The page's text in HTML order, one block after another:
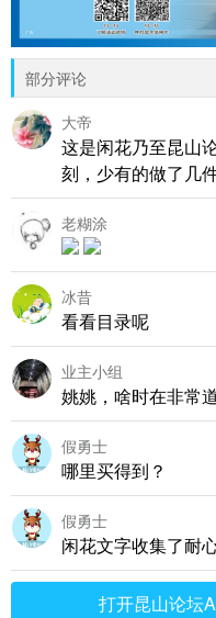
部分评论
大帝
这是闲花乃至昆山
刻，少有的做了几
老糊涂
冰昔
看看目录呢
业主小组
姚姚，啥时在非常
假勇士
哪里买得到？
假勇士
闲花文字收集了耐
打开昆山论坛